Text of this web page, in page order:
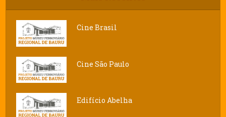
Cine Brasil
Cine São Paulo
Edifício Abelha